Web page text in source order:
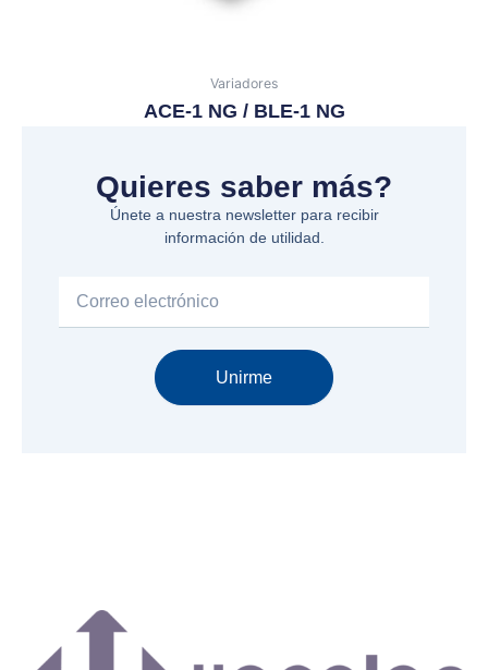
Variadores
ACE-1 NG / BLE-1 NG
Quieres saber más?
Únete a nuestra newsletter para recibir
información de utilidad.
Unirme